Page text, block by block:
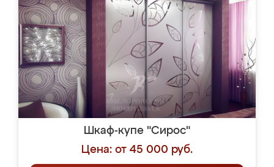
Шкаф-купе "Сирос"
Цена: от 45 000 руб.